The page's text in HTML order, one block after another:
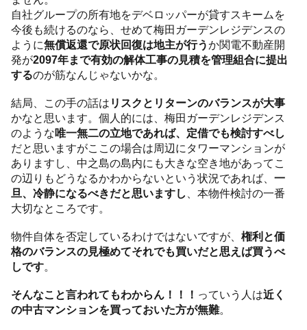
自社グループの所有地をデベロッパーが貸すスキームを
今後も続けるのなら、せめて梅田ガーデンレジデンスの
ように無償返還で原状回復は地主が行うか関電不動産開
発が2097年まで有効の解体工事の見積を管理組合に提出
するのが筋なんじゃないかな。
結局、この手の話は リスクとリターンのバランスが大事
かなと思います。個人的には、梅田ガーデンレジデンス
のような唯一無二の立地であれば、定借でも検討すべし
だと思いますがここの場合は周辺にタワーマンションが
ありますし、中之島の島内にも大きな空き地があってこ
の辺りもどうなるかわからないという状況であれば、一
旦、冷静になるべきだと思いますし
、本物件検討の一番
大切なところです。
物件自体を否定しているわけではないですが、権利と価
格のバランスの見極めてそれでも買いだと思えば買うべ
しです。
そんなこと言われてもわからん！！！ っていう人は近く
の中古マンションを買っておいた方が無難。